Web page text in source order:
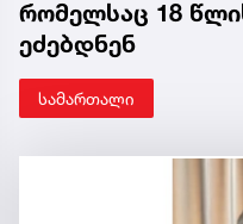
რომელსაც 18
ეძებდნენ
სამართალი